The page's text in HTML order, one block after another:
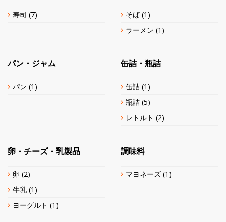
寿司 (7) そば(1)
ラーメン (1)
パン・ジャム
パン (1)
缶詰・瓶詰
缶詰 (1)
瓶詰 (5)
レトルト (2)
卵・チーズ・乳製品
卵 (2)
牛乳 (1)
ヨーグルト (1)
調味料
マヨネーズ (1)